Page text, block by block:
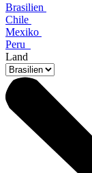
Brasilien
Chile
Mexiko
Peru
Land